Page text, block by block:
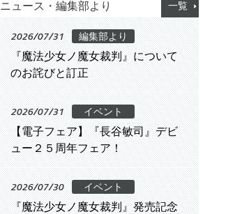
ニュース・編集部より 一覧
2026/07/31 編集部より
『魔法少女ノ魔女裁判』について
のお詫びと訂正
2026/07/31 イベント
【電子フェア】『長谷敏司』デビ
ュー２５周年フェア！
2026/07/30 イベント
『魔法少女ノ魔女裁判』発売記念